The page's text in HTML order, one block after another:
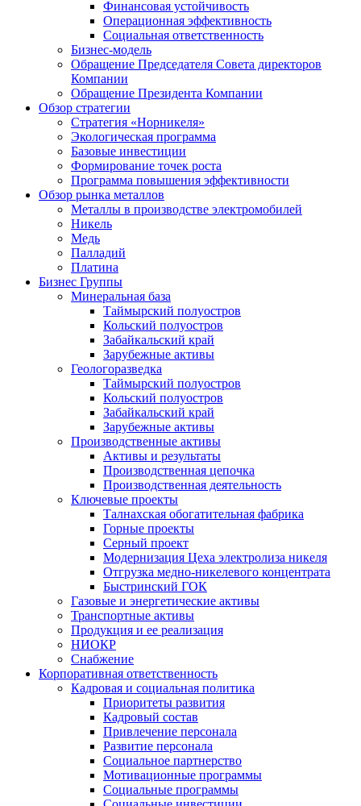
Финансовая устойчивость
Операционная эффективность
Социальная ответственность
Бизнес-модель
Обращение Председателя Совета директоров
Компании
Обращение Президента Компании
Обзор стратегии
Стратегия «Норникеля»
Экологическая программа
Базовые инвестиции
Формирование точек роста
Программа повышения эффективности
Обзор рынка металлов
Металлы в производстве электромобилей
Никель
Медь
Палладий
Платина
Бизнес Группы
Минеральная база
Таймырский полуостров
Кольский полуостров
Забайкальский край
Зарубежные активы
Геологоразведка
Таймырский полуостров
Кольский полуостров
Забайкальский край
Зарубежные активы
Производственные активы
Активы и результаты
Производственная цепочка
Производственная деятельность
Ключевые проекты
Талнахская обогатительная фабрика
Горные проекты
Серный проект
Модернизация Цеха электролиза никеля
Отгрузка медно-никелевого концентрата
Быстринский ГОК
Газовые и энергетические активы
Транспортные активы
Продукция и ее реализация
НИОКР
Снабжение
Корпоративная ответственность
Кадровая и социальная политика
Приоритеты развития
Кадровый состав
Привлечение персонала
Развитие персонала
Социальное партнерство
Мотивационные программы
Социальные программы